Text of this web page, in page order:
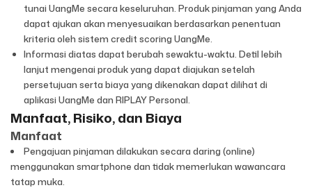
tunai UangMe secara keseluruhan. Produk pinjaman yang Anda
dapat ajukan akan menyesuaikan berdasarkan penentuan
kriteria oleh sistem credit scoring UangMe.
Informasi diatas dapat berubah sewaktu-waktu. Detil lebih
lanjut mengenai produk yang dapat diajukan setelah
persetujuan serta biaya yang dikenakan dapat dilihat di
aplikasi UangMe dan RIPLAY Personal.
Manfaat, Risiko, dan Biaya
Manfaat
Pengajuan pinjaman dilakukan secara daring (online)
menggunakan smartphone dan tidak memerlukan wawancara
tatap muka.